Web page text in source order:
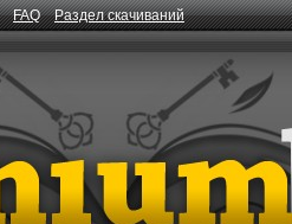
FAQ Раздел скачиваний